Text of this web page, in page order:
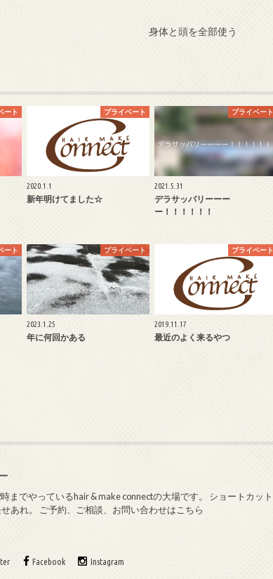
身体と頭を全部使う
ート プライベート
2020.1.1
新年明けてました☆
プライベート
2021.5.31
デラサッパリーーー
ー！！！！！！
ート プライベート
2023.1.25
年に何回かある
プライベート
2019.11.17
最近のよく来るやつ
までやっているhair & make connectの大場です。 ショートカット
あれ。 ご予約、ご相談、お問い合わせはこちら
Facebook Instagram